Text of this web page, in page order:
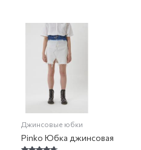
Джинсовые юбки
Pinko Юбка джинсовая